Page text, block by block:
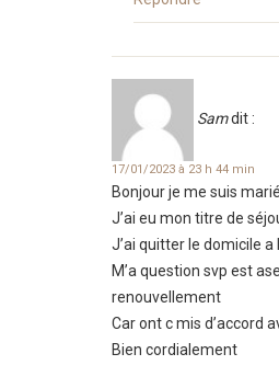
Samdit :
17/01/2023 à 23 h 44 min
Bonjour je me suis
J’ai eu mon titre de
J’ai quitter le domicile
M’a question svp est
renouvellement
Car ont c mis d’accord
Bien cordialement